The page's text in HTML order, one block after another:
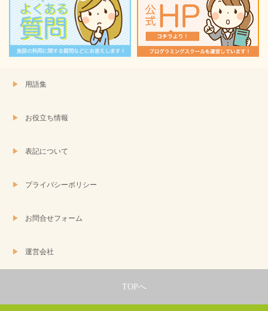
で
開
き
ま
す)
用語集
お役立ち情報
表記について
プライバシーポリシー
お問合せフォーム
運営会社
TOPへ